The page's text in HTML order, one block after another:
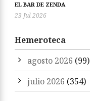
EL BAR DE ZENDA
23 Jul 2026
Hemeroteca
agosto 2026 (99)
julio 2026 (354)